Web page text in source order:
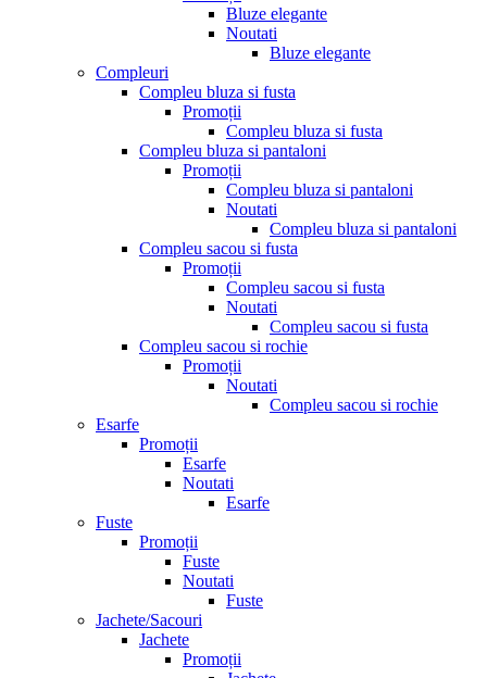
Bluze elegante
Noutati
Bluze elegante
Compleuri
Compleu bluza si fusta
Promoții
Compleu bluza si fusta
Compleu bluza si pantaloni
Promoții
Compleu bluza si pantaloni
Noutati
Compleu bluza si pantaloni
Compleu sacou si fusta
Promoții
Compleu sacou si fusta
Noutati
Compleu sacou si fusta
Compleu sacou si rochie
Promoții
Noutati
Compleu sacou si rochie
Esarfe
Promoții
Esarfe
Noutati
Esarfe
Fuste
Promoții
Fuste
Noutati
Fuste
Jachete/Sacouri
Jachete
Promoții